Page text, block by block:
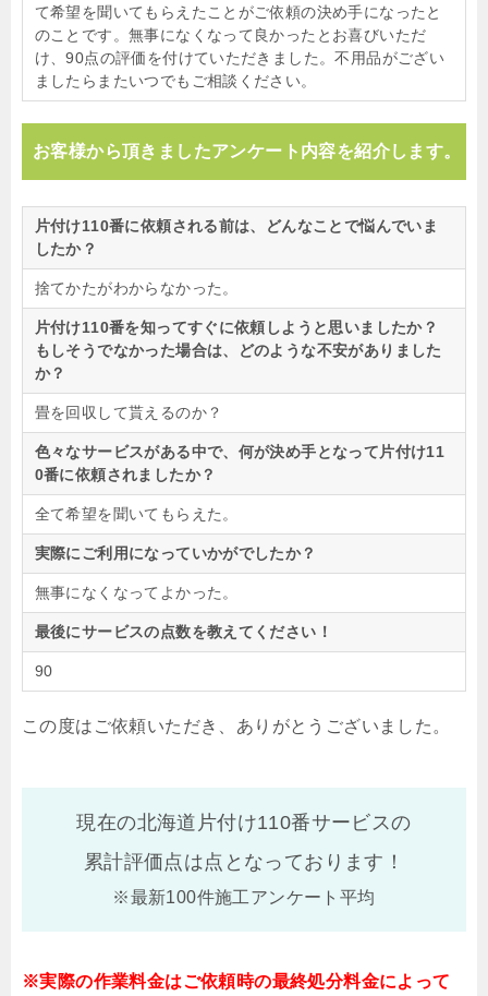
て希望を聞いてもらえたことがご依頼の決め手になったと
のことです。無事になくなって良かったとお喜びいただ
け、90点の評価を付けていただきました。不用品がござい
ましたらまたいつでもご相談ください。
お客様から頂きましたアンケート内容を紹介します。
片付け110番に依頼される前は、どんなことで悩んでいま
したか？
捨てかたがわからなかった。
片付け110番を知ってすぐに依頼しようと思いましたか？
もしそうでなかった場合は、どのような不安がありました
か？
畳を回収して貰えるのか？
色々なサービスがある中で、何が決め手となって片付け11
0番に依頼されましたか？
全て希望を聞いてもらえた。
実際にご利用になっていかがでしたか？
無事になくなってよかった。
最後にサービスの点数を教えてください！
90
この度はご依頼いただき、ありがとうございました。
現在の北海道片付け110番サービスの
累計評価点は点となっております！
※最新100件施工アンケート平均
※実際の作業料金はご依頼時の最終処分料金によって